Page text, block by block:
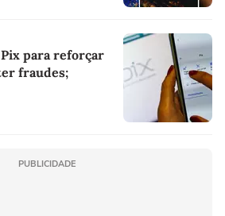
para reforçar
fraudes;
PUBLICIDADE